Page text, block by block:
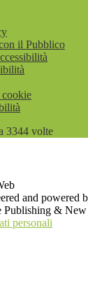
il Pubblico
cookie
3344 volte
and powered
Publishing &
personali